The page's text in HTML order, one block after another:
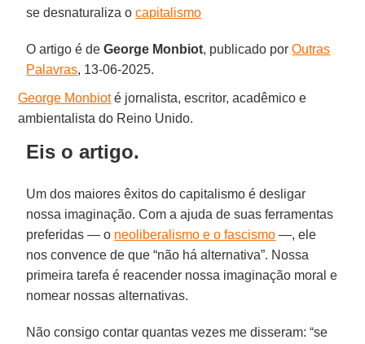
se desnaturaliza ocapitalismo
O artigo é deGeorge Monbiot, publicado porOutras
Palavras, 13-06-2025.
George Monbioté jornalista, escritor, acadêmico e
ambientalista do Reino Unido.
Eis o artigo.
Um dos maiores êxitos do capitalismo é desligar
nossa imaginação. Com a ajuda de suas ferramentas
preferidas — o neoliberalismo e o fascismo —, ele
nos convence de que “não há alternativa”. Nossa
primeira tarefa é reacender nossa imaginação moral e
nomear nossas alternativas.
Não consigo contar quantas vezes me disseram: “se